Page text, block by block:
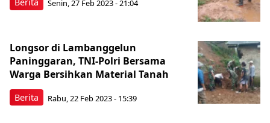
Senin, 27 Feb 2023 - 21:04
Berita
Longsor di Lambanggelun
Paninggaran, TNI-Polri Bersama
Warga Bersihkan Material Tanah
Rabu, 22 Feb 2023 - 15:39